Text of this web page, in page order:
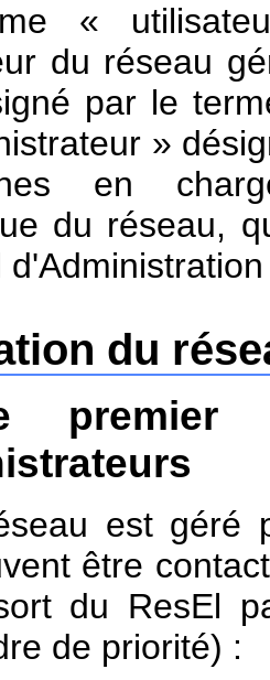
«
du réseau
par le
»
en
du réseau,
du
est géré
être
du ResEl
de priorité) :